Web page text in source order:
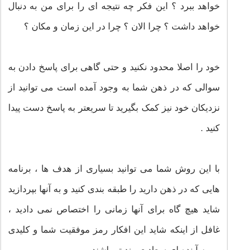
خواهد ببرد ؟ این فکر چه نتیجه ای را برای من به دنبال
خواهد داشت ؟ چرا الان ؟ چرا در این زمان و مکان ؟
خود را اصلا محدود نکنید و حتی گاهی برای پاسخ دادن به
سوالی که در ذهن شما به وجود آمده است می توانید از
نزدیکان خود نیز کمک بگیرید تا سریعتر به پاسخ دست پیدا
کنید .
با این روش شما می توانید بسیاری از هدف ها ، برنامه
هایی که در ذهن دارید را طبقه بندی کنید و به آنها بپردازید
شاید هیچ گاه برای آنها زمانی را اختصاص نمی دادید ،
غافل از اینکه شاید این افکار رمز موفقیت شما و کلیدی